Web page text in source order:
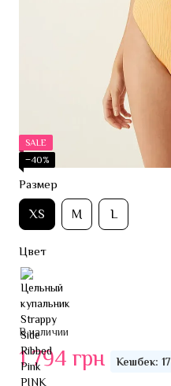
SALE
−40%
Размер
XS M L
Цвет
В наличии
1 794 грн Кешбек: